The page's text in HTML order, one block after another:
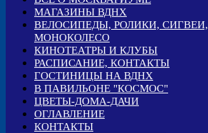
МАГАЗИНЫ ВДНХ
ВЕЛОСИПЕДЫ, РОЛИКИ, СИГВЕИ,
МОНОКОЛЕСО
КИНОТЕАТРЫ И КЛУБЫ
РАСПИСАНИЕ, КОНТАКТЫ
ГОСТИНИЦЫ НА ВДНХ
В ПАВИЛЬОНЕ "КОСМОС"
ЦВЕТЫ-ДОМА-ДАЧИ
ОГЛАВЛЕНИЕ
КОНТАКТЫ